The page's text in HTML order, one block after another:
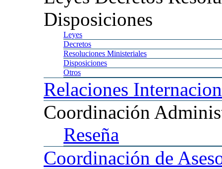
Disposiciones
Leyes
Decretos
Resoluciones Ministeriales
Disposiciones
Otros
Relaciones
Coordinación
Reseña
Coordinación de